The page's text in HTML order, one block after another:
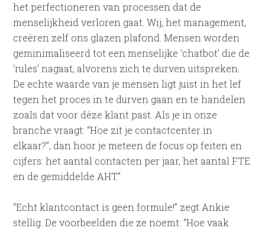
het perfectioneren van processen dat de
menselijkheid verloren gaat. Wij, het management,
creëren zelf ons glazen plafond. Mensen worden
geminimaliseerd tot een menselijke ‘chatbot’ die de
‘rules’ nagaat, alvorens zich te durven uitspreken.
De echte waarde van je mensen ligt juist in het lef
tegen het proces in te durven gaan en te handelen
zoals dat voor déze klant past. Als je in onze
branche vraagt: “Hoe zit je contactcenter in
elkaar?”, dan hoor je meteen de focus op feiten en
cijfers: het aantal contacten per jaar, het aantal FTE
en de gemiddelde AHT.”
“Echt klantcontact is geen formule!” zegt Ankie
stellig. De voorbeelden die ze noemt: “Hoe vaak